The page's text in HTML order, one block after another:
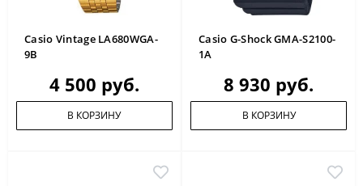
Casio Vintage LA680WGA-
9B
4 500 руб.
В КОРЗИНУ
Casio G-Shock GMA-S2100-
1A
8 930 руб.
В КОРЗИНУ